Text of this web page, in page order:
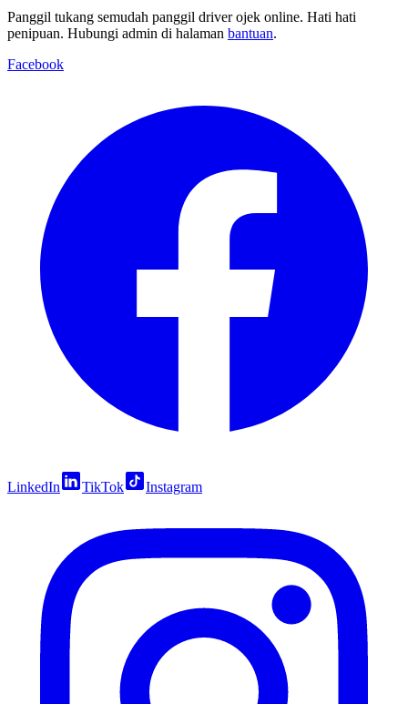
Panggil tukang semudah panggil driver ojek online. Hati hati
penipuan. Hubungi admin di halaman bantuan.
Facebook
LinkedIn TikTok Instagram